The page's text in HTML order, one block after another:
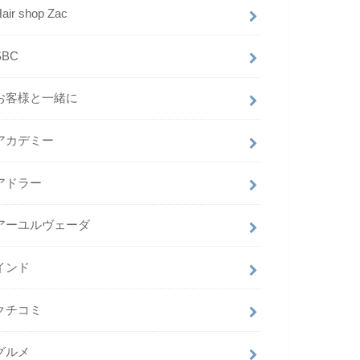
shop Zac
客様と一緒に
カデミー
ドラー
ーユルヴェーダ
ンド
チコミ
ルメ